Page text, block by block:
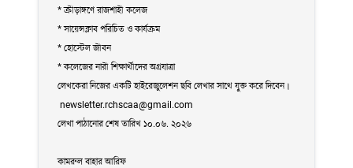
* ক্রীড়াঙ্গণে রাজশাহী কলেজ
* সায়েন্সক্লাব পরিচিত ও কার্যক্রম
* হোস্টেল জীবন
* কলেজের নারী শিক্ষার্থীদের অগ্রযাত্রা
লেখকেরা নিজের একটি হাইরেজুলেশন ছবি লেখার সাথে যুক্ত করে দিবেন।
newsletter.rchscaa@gmail.com
লেখা পাঠানোর শেষ তারিখ ১০.০৬. ২০২৬
কামরুল বাহার আরিফ